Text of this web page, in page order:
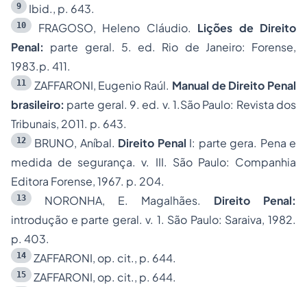
9 Ibid., p. 643.
10 FRAGOSO, Heleno Cláudio. Lições de Direito
Penal: parte geral. 5. ed. Rio de Janeiro: Forense,
1983.p. 411.
11 ZAFFARONI, Eugenio Raúl. Manual de Direito Penal
brasileiro: parte geral. 9. ed. v. 1.São Paulo: Revista dos
Tribunais, 2011. p. 643.
12 BRUNO, Aníbal. Direito Penal I: parte gera. Pena e
medida de segurança. v. III. São Paulo: Companhia
Editora Forense, 1967. p. 204.
13 NORONHA, E. Magalhães. Direito Penal:
introdução e parte geral. v. 1. São Paulo: Saraiva, 1982.
p. 403.
14 ZAFFARONI, op. cit., p. 644.
15 ZAFFARONI, op. cit., p. 644.